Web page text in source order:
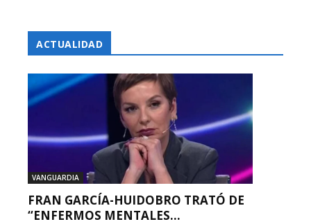
ACTUALIDAD
VANGUARDIA
FRAN GARCÍA-HUIDOBRO TRATÓ DE
“ENFERMOS MENTALES...